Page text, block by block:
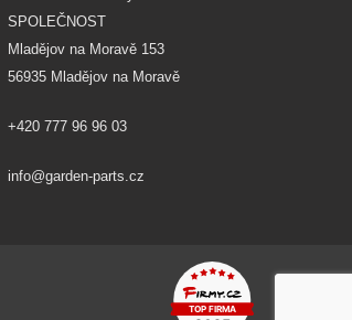
SPOLEČNOST
Mladějov na Moravě 153
56935 Mladějov na Moravě
+420 777 96 96 03
info@garden-parts.cz